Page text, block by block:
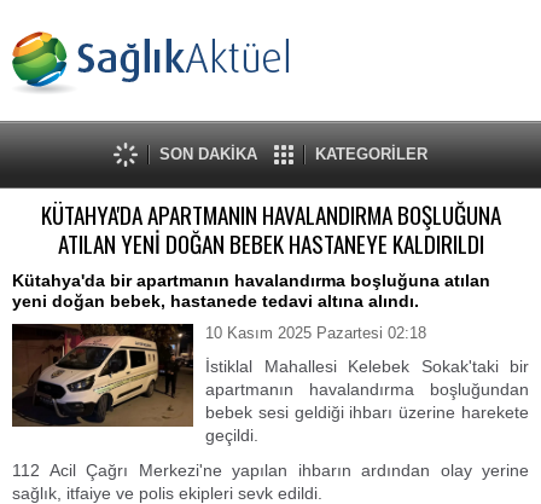
SON DAKİKA KATEGORİLER
KÜTAHYA'DA APARTMANIN HAVALANDIRMA BOŞLUĞUNA
ATILAN YENİ DOĞAN BEBEK HASTANEYE KALDIRILDI
Kütahya'da bir apartmanın havalandırma boşluğuna atılan
yeni doğan bebek, hastanede tedavi altına alındı.
10 Kasım 2025 Pazartesi 02:18
İstiklal Mahallesi Kelebek Sokak'taki bir
apartmanın havalandırma boşluğundan
bebek sesi geldiği ihbarı üzerine harekete
geçildi.
112 Acil Çağrı Merkezi'ne yapılan ihbarın ardından olay yerine
sağlık, itfaiye ve polis ekipleri sevk edildi.